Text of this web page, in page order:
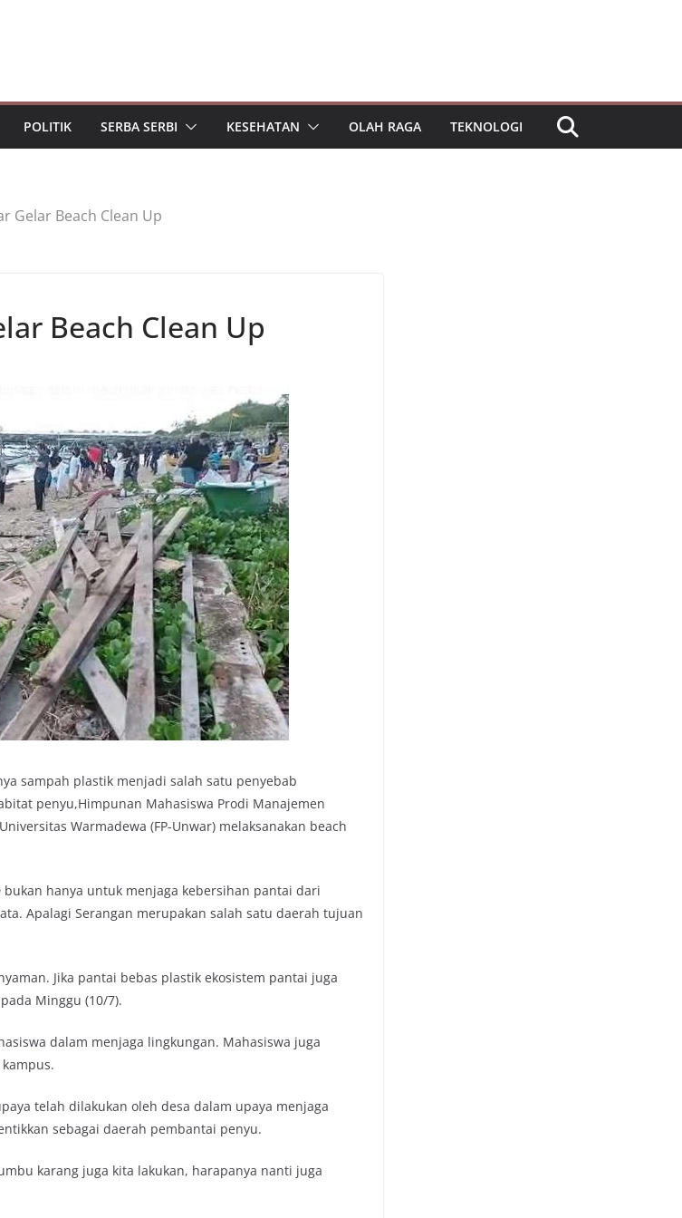
POLITIK SERBA SERBI KESEHATAN OLAH RAGA TEKNOLOGI
Gelar Beach Clean Up
Beach Clean Up
sampah plastik menjadi salah satu penyebab
penyu,Himpunan Mahasiswa Prodi Manajemen
Warmadewa (FP-Unwar) melaksanakan beach
bukan hanya untuk menjaga kebersihan pantai dari
Apalagi Serangan merupakan salah satu daerah tujuan
Jika pantai bebas plastik ekosistem pantai juga
Minggu (10/7).
dalam menjaga lingkungan. Mahasiswa juga
telah dilakukan oleh desa dalam upaya menjaga
sebagai daerah pembantai penyu.
karang juga kita lakukan, harapanya nanti juga